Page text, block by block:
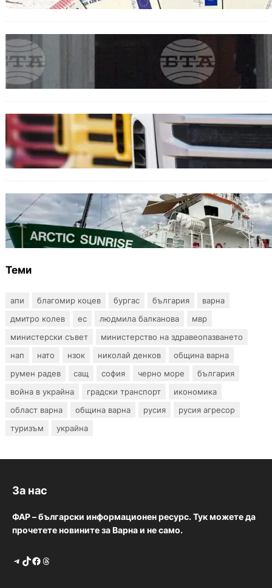
Варна отбелязва 147 години от създаването
на Военноморските сили.
БЪЛГАРИЯ
Нови ограничения за камионите над 12
тона по ключови пътища през август
БЪЛГАРИЯ
Корабът на „Грийнпийс“ пристигна във
Варна с кампания за опазване на Черно
море
Теми
апи благомир коцев бургас българия
варна
дмитро колев
ес людмила балканова
мвр
министерски съвет
министерство на здравеопазването
нап
нато нзок николай денков
община варна
румен радев
сащ софия черно море
българия
война в украйна
градски транспорт
икономика
област варна
община варна русия
русия агресор
туризъм
украйна
За нас
ФАР – български информационен ресурс. Тук можете да
прочетете новините за Варна и не само.
Telegram TikTok Facebook Threads